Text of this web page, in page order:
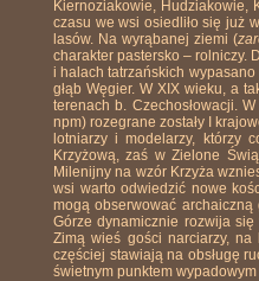
Kiernoziakowie, Hudziakowie,
czasu we wsi osiedliło się już
lasów. Na wyrąbanej ziemi (
charakter pastersko – rolniczy.
i halach tatrzańskich
głąb Węgier. W XIX wieku, a
terenach b. Czechosłowacji.
npm) rozegrane zostały I
lotniarzy i modelarzy, którzy
Krzyżową, zaś w Zielone
Milenijny na wzór Krzyża
wsi warto odwiedzić nowe
mogą obserwować
Górze dynamicznie rozwija się
Zimą wieś gości narciarzy, na
częściej stawiają na obsługę
świetnym punktem wypadowym